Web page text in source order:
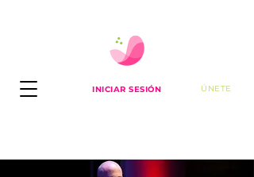
INICIAR SESIÓN ÚNETE